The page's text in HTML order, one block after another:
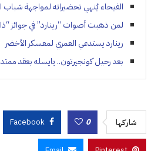
الفيحاء يُنهي تحضيراته لمواجهة شباب
لمن ذهبت أصوات “رينارد” في جوائز
رينارد يستدعي العمري لمعسكر الأخضر
بعد رحيل كونجيرتون.. يايسله بعقد
شاركها 0
Facebook